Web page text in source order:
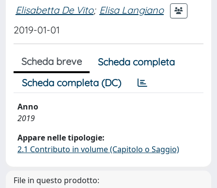
Elisabetta De Vito; Elisa Langiano
2019-01-01
Scheda breve
Scheda completa
Scheda completa (DC)
Anno
2019
Appare nelle tipologie:
2.1 Contributo in volume (Capitolo o Saggio)
File in questo prodotto: